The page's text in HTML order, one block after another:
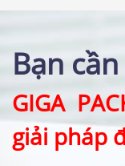
Bạn
GIGA
giải pháp